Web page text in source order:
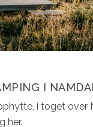
I
i toget over
her.